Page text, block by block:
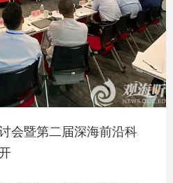
丰富多彩的活动，充分展现了
神状态和信息学子朝气蓬勃的精
和广大师生校友的赞誉。举行庆
。校庆当日，学部隆重举行“百
续写华章”——信息科学与工程学
发布会。海洋探测与装备类、信
展成果。盛会引得《人民日
报
会暨第二届深海前沿科